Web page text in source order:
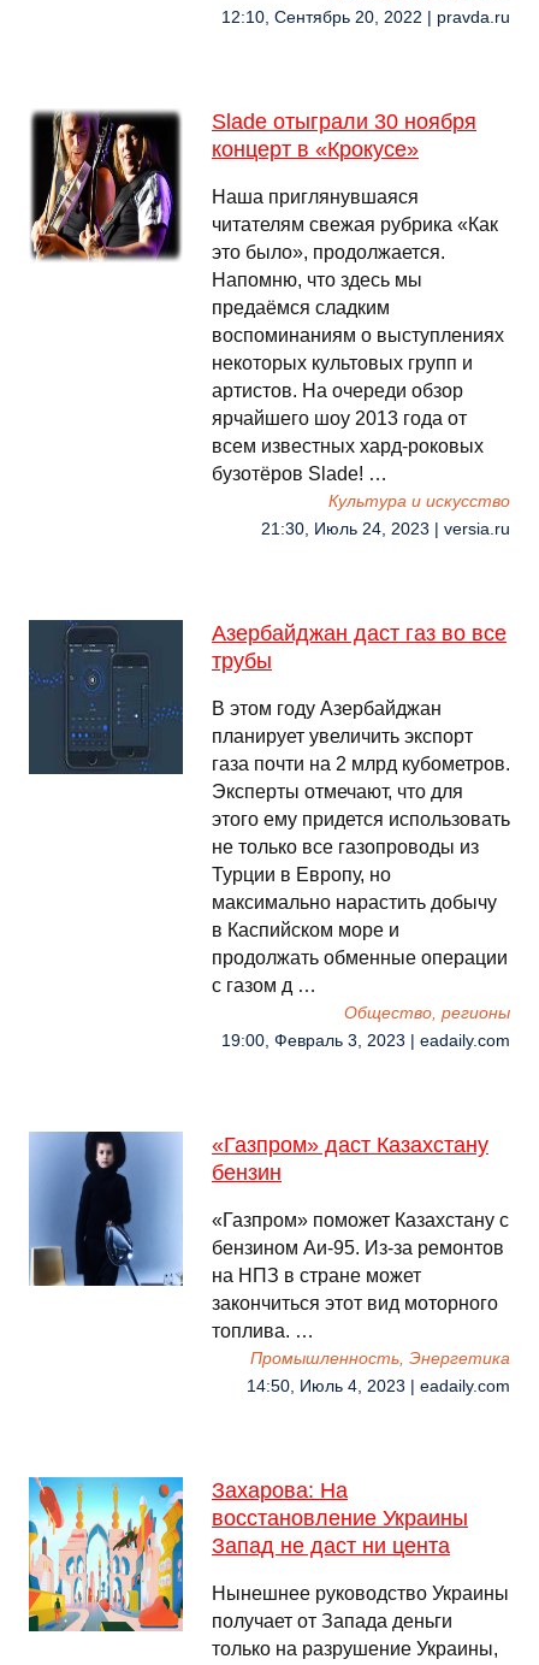
12:10, Сентябрь 20, 2022 | pravda.ru
Slade отыграли 30 ноября
концерт в «Крокусе»
Наша приглянувшаяся
читателям свежая рубрика «Как
это было», продолжается.
Напомню, что здесь мы
предаёмся сладким
воспоминаниям о выступлениях
некоторых культовых групп и
артистов. На очереди обзор
ярчайшего шоу 2013 года от
всем известных хард-роковых
бузотёров Slade! …
Культура и искусство
21:30, Июль 24, 2023 | versia.ru
Азербайджан даст газ во все
трубы
В этом году Азербайджан
планирует увеличить экспорт
газа почти на 2 млрд кубометров.
Эксперты отмечают, что для
этого ему придется использовать
не только все газопроводы из
Турции в Европу, но
максимально нарастить добычу
в Каспийском море и
продолжать обменные операции
с газом д …
Общество, регионы
19:00, Февраль 3, 2023 | eadaily.com
«Газпром» даст Казахстану
бензин
«Газпром» поможет Казахстану с
бензином Аи-95. Из-за ремонтов
на НПЗ в стране может
закончиться этот вид моторного
топлива. …
Промышленность, Энергетика
14:50, Июль 4, 2023 | eadaily.com
Захарова: На
восстановление Украины
Запад не даст ни цента
Нынешнее руководство Украины
получает от Запада деньги
только на разрушение Украины,